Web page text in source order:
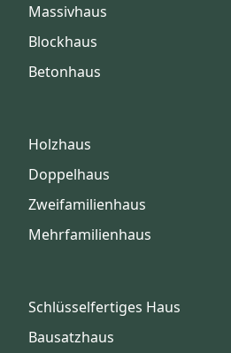
Massivhaus
Blockhaus
Betonhaus
Holzhaus
Doppelhaus
Zweifamilienhaus
Mehrfamilienhaus
Schlüsselfertiges Haus
Bausatzhaus